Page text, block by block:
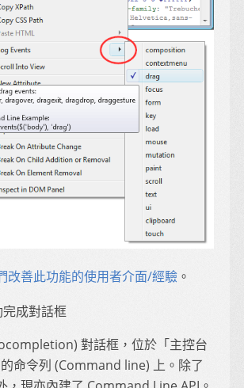
改善此功能的使用者介面/經驗 。
成對話框
對話框，位於「主控台
命令列 (Command line) 上。除了